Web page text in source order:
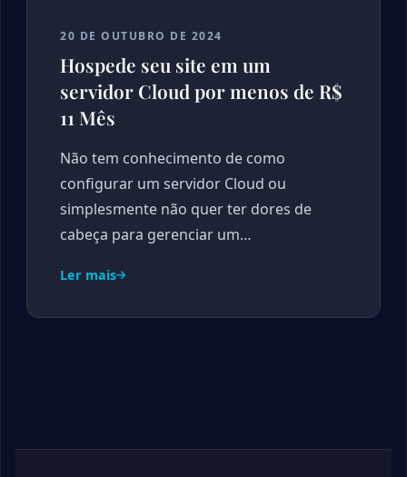
20 DE OUTUBRO DE 2024
Hospede seu site em um
servidor Cloud por menos de R$
11 Mês
Não tem conhecimento de como
configurar um servidor Cloud ou
simplesmente não quer ter dores de
cabeça para gerenciar um…
Ler mais